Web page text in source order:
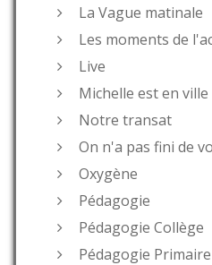
La Vague matinale
Les moments de
Live
Michelle est en ville
Notre transat
On n'a pas fini de
Oxygène
Pédagogie
Pédagogie Collège
Pédagogie Primaire